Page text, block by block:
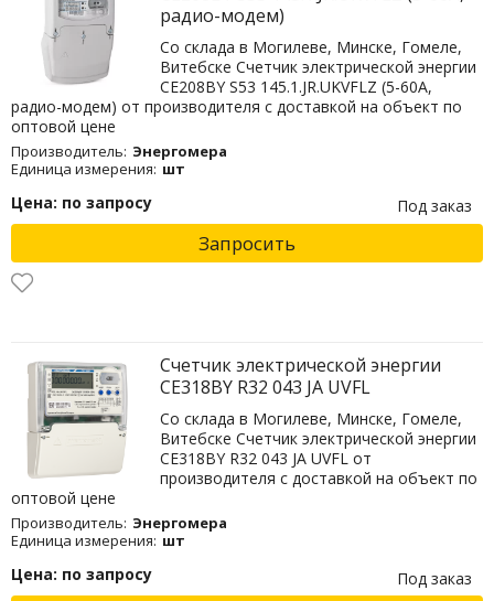
радио-модем)
Со склада в Могилеве, Минске, Гомеле,
Витебске Счетчик электрической энергии
CE208BY S53 145.1.JR.UKVFLZ (5-60А,
радио-модем) от производителя с доставкой на объект по
оптовой цене
Производитель: Энергомера
Единица измерения: шт
Цена: по запросу Под заказ
Запросить
Счетчик электрической энергии
CE318BY R32 043 JA UVFL
Со склада в Могилеве, Минске, Гомеле,
Витебске Счетчик электрической энергии
CE318BY R32 043 JA UVFL от
производителя с доставкой на объект по
оптовой цене
Производитель: Энергомера
Единица измерения: шт
Цена: по запросу Под заказ